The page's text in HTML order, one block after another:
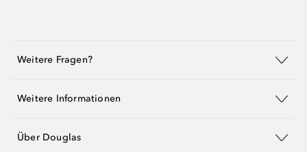
Weitere Fragen?
Weitere Informationen
Über Douglas